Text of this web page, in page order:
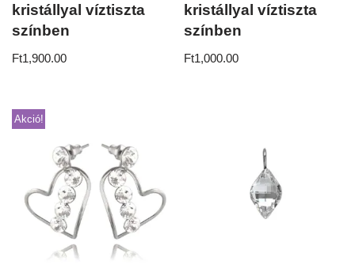
kristállyal víztiszta
színben
Ft1,900.00
kristállyal víztiszta
színben
Ft1,000.00
Akció!